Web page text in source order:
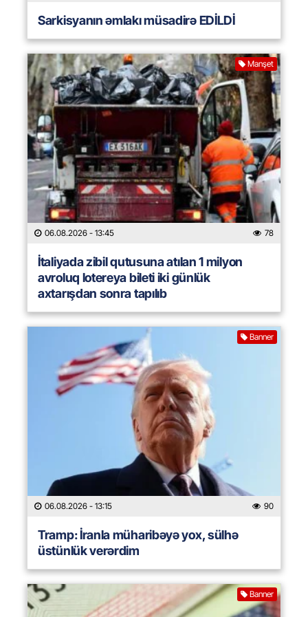
Sarkisyanın əmlakı müsadirə EDİLDİ
Manşet
06.08.2026 - 13:45 78
İtaliyada zibil qutusuna atılan 1 milyon
avroluq lotereya bileti iki günlük
axtarışdan sonra tapılıb
Banner
06.08.2026 - 13:15 90
Tramp: İranla müharibəyə yox, sülhə
üstünlük verərdim
Banner